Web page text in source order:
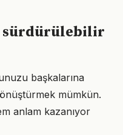
sürdürülebilir
başkalarına
mümkün.
anlam kazanıyor